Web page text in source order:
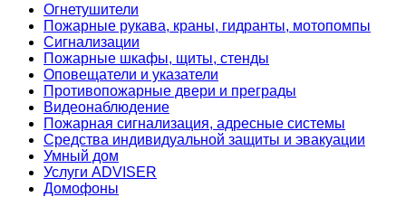
Огнетушители
Пожарные рукава, краны, гидранты, мотопомпы
Сигнализации
Пожарные шкафы, щиты, стенды
Оповещатели и указатели
Противопожарные двери и преграды
Видеонаблюдение
Пожарная сигнализация, адресные системы
Средства индивидуальной защиты и эвакуации
Умный дом
Услуги ADVISER
Домофоны